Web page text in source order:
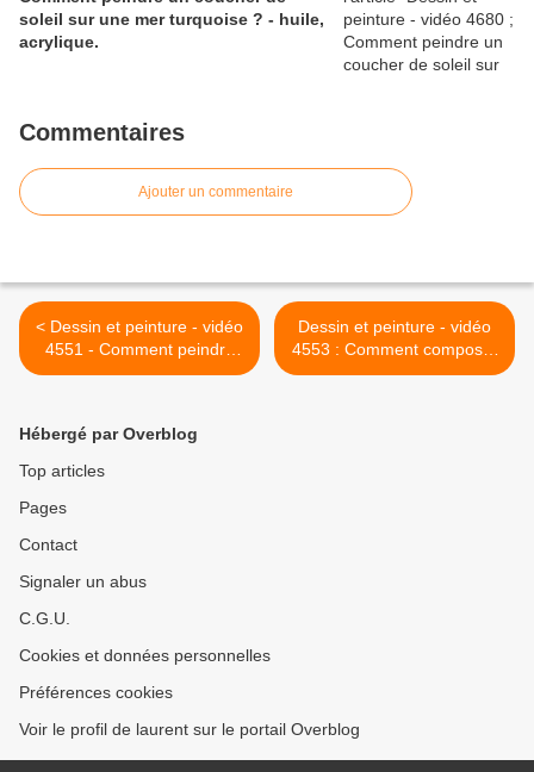
soleil sur une mer turquoise ? - huile,
acrylique.
Commentaires
Ajouter un commentaire
< Dessin et peinture - vidéo
4551 - Comment peindre
des nuages, du ciel, de la
? - huile, acrylique.
Dessin et peinture - vidéo
4553 : Comment composer
un tableau avec le nombre
Hébergé par Overblog
Top articles
Pages
Contact
Signaler un abus
C.G.U.
Cookies et données personnelles
Préférences cookies
Voir le profil de laurent sur le portail Overblog